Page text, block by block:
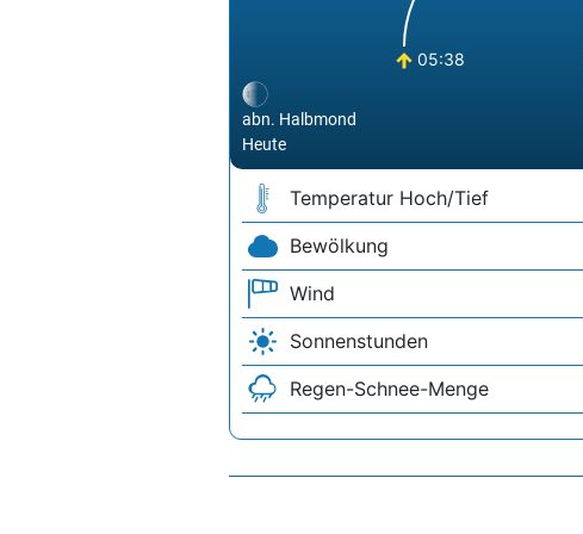
05:38
abn. Halbmond
Heute
Temperatur Hoch/Tief
Bewölkung
Wind
Sonnenstunden
Regen-Schnee-Menge